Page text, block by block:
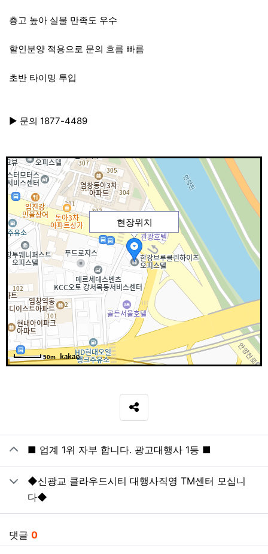
층고 높아 실물 만족도 우수
할인분양 적용으로 문의 흐름 빠름
초반 타이밍 투입
▶ 문의 1877-4489
현장위치
50m
SNS 공유
관련자료■ 업계 1위 자부 합니다. 광고대행사 1등 ■
◆신광교 클라우드시티 대행사직영 TM센터 모십니
다◆
댓글 0